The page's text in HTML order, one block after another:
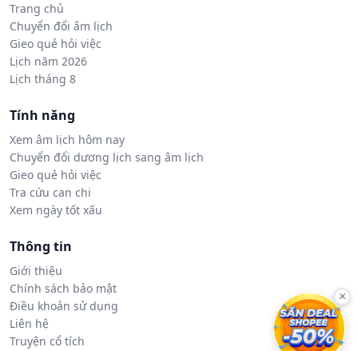
Trang chủ
Chuyển đổi âm lịch
Gieo quẻ hỏi việc
Lịch năm 2026
Lịch tháng 8
Tính năng
Xem âm lịch hôm nay
Chuyển đổi dương lịch sang âm lịch
Gieo quẻ hỏi việc
Tra cứu can chi
Xem ngày tốt xấu
Thông tin
Giới thiệu
Chính sách bảo mật
Điều khoản sử dụng
Liên hệ
Truyện cổ tích
×